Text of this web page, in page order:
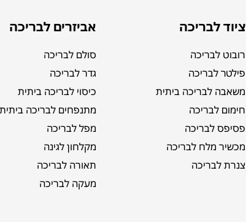
ציוד לבריכה
רובוט לבריכה
פילטר לבריכה
משאבה לבריכה ביתית
חימום לבריכה
פסיפס לבריכה
מכשיר מלח לבריכה
צנרת לבריכה
אביזרים לבריכה
סולם לבריכה
גדר לבריכה
כיסוי לבריכה ביתית
מתנפחים לבריכה ביתית
מפל לבריכה
מקלחון לגינה
תאורה לבריכה
מעקה לבריכה